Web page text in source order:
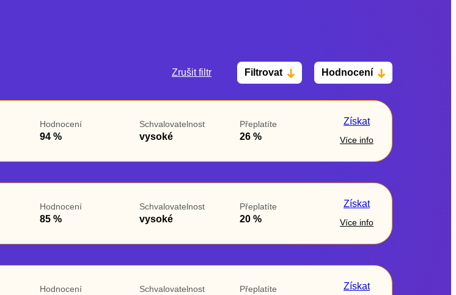
Zrušit filtr Filtrovat Hodnocení
Hodnocení
94 %
Schvalovatelnost
vysoké
Přeplatíte
26 %
Získat
Více info
Hodnocení
85 %
Schvalovatelnost
vysoké
Přeplatíte
20 %
Získat
Více info
Hodnocení Schvalovatelnost Přeplatíte Získat